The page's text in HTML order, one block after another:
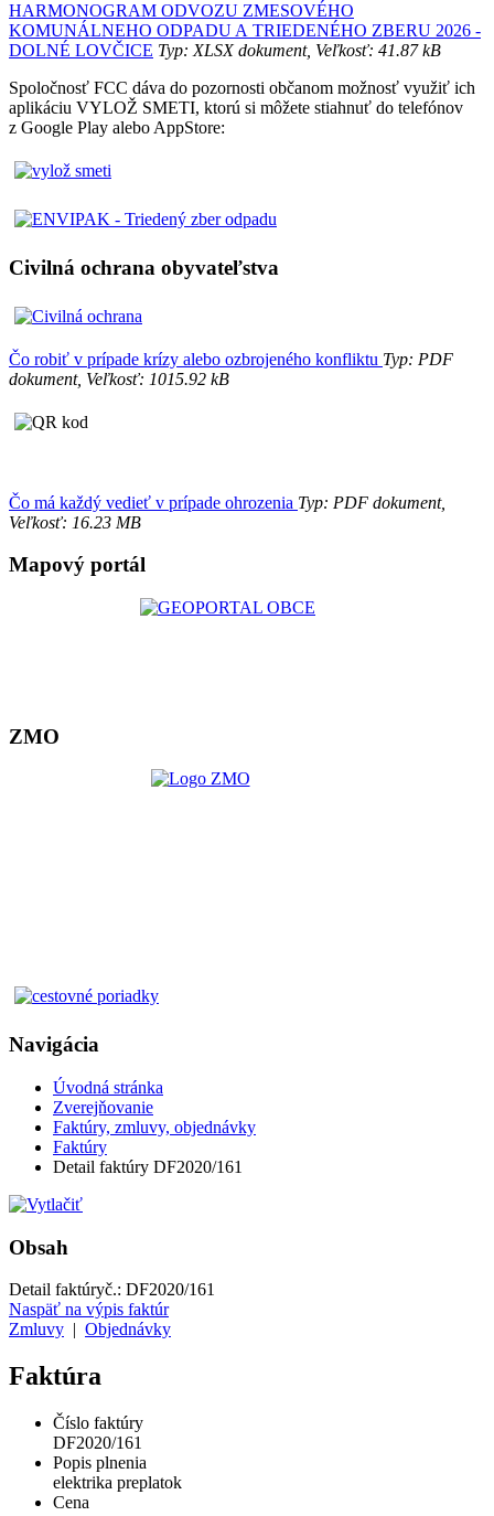
HARMONOGRAM ODVOZU ZMESOVÉHO
KOMUNÁLNEHO ODPADU A TRIEDENÉHO ZBERU 2026 -
DOLNÉ LOVČICE Typ: XLSX dokument, Veľkosť: 41.87 kB
Spoločnosť FCC dáva do pozornosti občanom možnosť využiť ich
aplikáciu VYLOŽ SMETI, ktorú si môžete stiahnuť do telefónov
z Google Play alebo AppStore:
Civilná ochrana obyvateľstva
Čo robiť v prípade krízy alebo ozbrojeného konfliktu Typ: PDF
dokument, Veľkosť: 1015.92 kB
Čo má každý vedieť v prípade ohrozenia Typ: PDF dokument,
Veľkosť: 16.23 MB
Mapový portál
ZMO
Navigácia
Úvodná stránka
Zverejňovanie
Faktúry, zmluvy, objednávky
Faktúry
Detail faktúry DF2020/161
Obsah
Detail faktúryč.: DF2020/161
Naspäť na výpis faktúr
Zmluvy | Objednávky
Faktúra
Číslo faktúry
DF2020/161
Popis plnenia
elektrika preplatok
Cena